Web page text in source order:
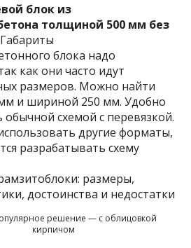
блок из
толщиной 500 мм без
блока надо
как они часто идут
размеров. Можно найти
и шириной 250 мм. Удобно
обычной схемой с перевязкой.
другие форматы,
разрабатывать схему
решение — с облицовкой
кирпичом